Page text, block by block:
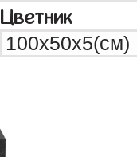
Цветник